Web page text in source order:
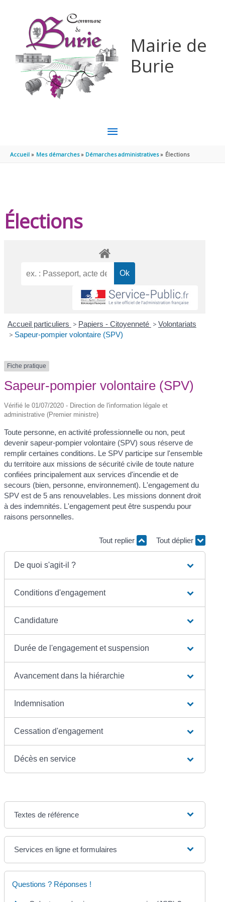
Mairie de
Burie
MENU
PRINCIPAL
Accueil Mes démarches Démarches administratives Élections
Élections
Accueil particuliers > Papiers - Citoyenneté > Volontariats
> Sapeur-pompier volontaire (SPV)
Fiche pratique
Sapeur-pompier volontaire (SPV)
Vérifié le 01/07/2020 - Direction de l'information légale et
administrative (Premier ministre)
Toute personne, en activité professionnelle ou non, peut
devenir sapeur-pompier volontaire (SPV) sous réserve de
remplir certaines conditions. Le SPV participe sur l'ensemble
du territoire aux missions de sécurité civile de toute nature
confiées principalement aux services d'incendie et de
secours (bien, personne, environnement). L'engagement du
SPV est de 5 ans renouvelables. Les missions donnent droit
à des indemnités. L'engagement peut être suspendu pour
raisons personnelles.
Tout replier Tout déplier
De quoi s'agit-il ?
Conditions d'engagement
Candidature
Durée de l'engagement et suspension
Avancement dans la hiérarchie
Indemnisation
Cessation d'engagement
Décès en service
Textes de référence
Services en ligne et formulaires
Questions ? Réponses !